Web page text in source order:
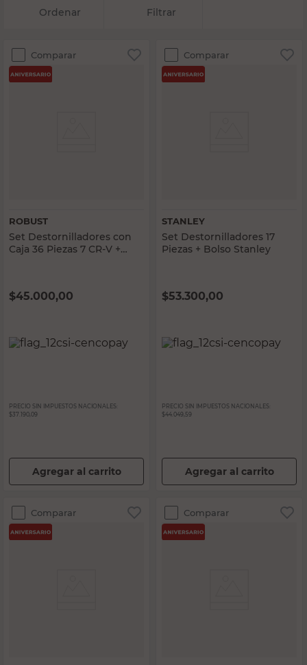
Relevancia Filtrar
Comparar
ROBUST
Set Destornilladores con
Caja 36 Piezas 7 CR-V +
$45.000,00
PRECIO SIN IMPUESTOS NACIONALES:
$37.190,09
Agregar al carrito
Comparar
STANLEY
Set Destornilladores 17
Piezas + Bolso Stanley
$53.300,00
PRECIO SIN IMPUESTOS NACIONALES:
$44.049,59
Agregar al carrito
Comparar Comparar